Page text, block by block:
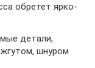
обретет ярко-
детали,
шнуром